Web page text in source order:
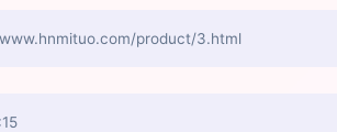
product/3.html